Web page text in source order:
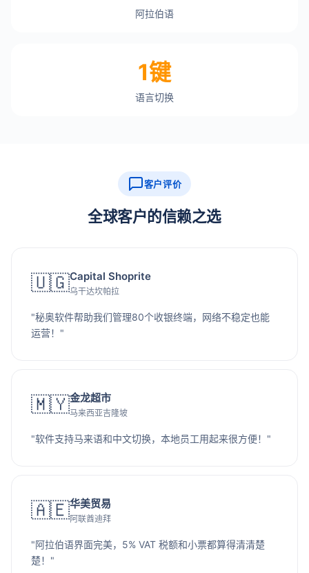
阿拉伯语
1键
语言切换
客户评价
全球客户的信赖之选
🇺🇬Capital Shoprite
乌干达坎帕拉
"秘奥软件帮助我们管理80个收银终端，网络不稳定也能
运营！"
🇲🇾金龙超市
马来西亚吉隆坡
"软件支持马来语和中文切换，本地员工用起来很方便！"
🇦🇪华美贸易
阿联酋迪拜
"阿拉伯语界面完美，5% VAT 税额和小票都算得清清楚
楚！"